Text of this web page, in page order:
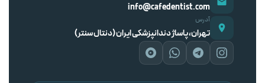
info@cafedentist.com
آدرس
تهران، پاساژ دندانپزشکی ایران (دنتال سنتر)